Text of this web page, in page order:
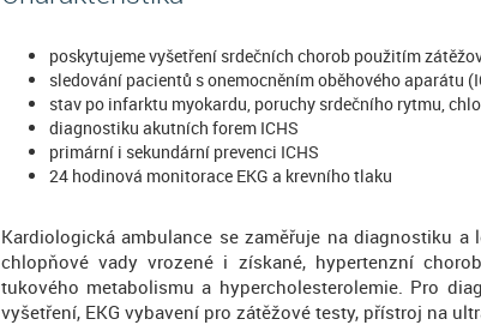
poskytujeme vyšetření srdečních chorob použitím
sledování pacientů s onemocněním oběhového aparátu
stav po infarktu myokardu, poruchy srdečního rytmu,
diagnostiku akutních forem ICHS
primární i sekundární prevenci ICHS
24 hodinová monitorace EKG a krevního tlaku
Kardiologická ambulance se zaměřuje na diagnostiku
chlopňové vady vrozené i získané, hypertenzní
tukového metabolismu a hypercholesterolemie. Pro
vyšetření, EKG vybavení pro zátěžové testy, přístroj na